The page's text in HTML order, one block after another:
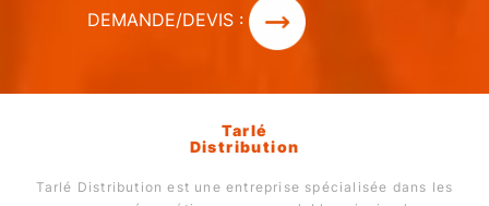
DEMANDE/DEVIS :
Tarlé
Distribution
Tarlé Distribution est une entreprise spécialisée dans les